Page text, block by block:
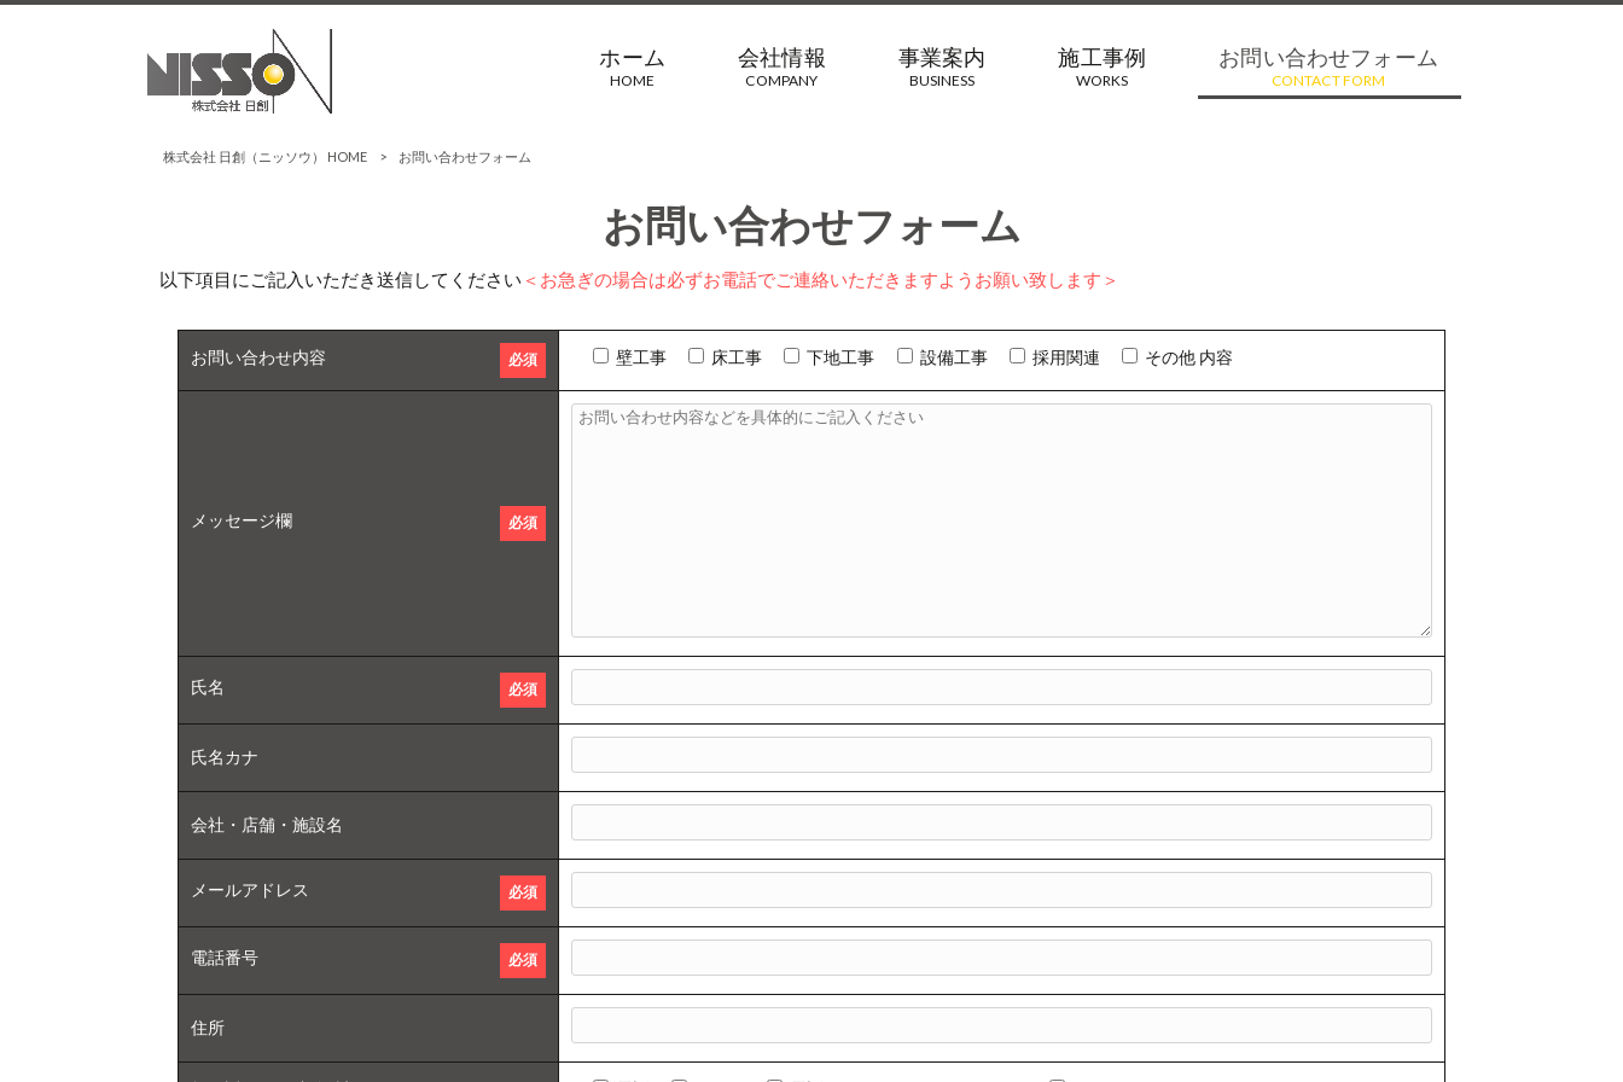
ホーム
HOME
会社情報
COMPANY
事業案内
BUSINESS
施工事例
WORKS
お問い合わせフォーム
CONTACT FORM
株式会社 日創（ニッソウ） HOME > お問い合わせフォーム
お問い合わせフォーム
以下項目にご記入いただき送信してください ＜お急ぎの場合は必ずお電話でご連絡いただきますようお願い致します＞
お問い合わせ内容 必須 壁工事 床工事 下地工事 設備工事 採用関連 その他 内容
メッセージ欄 必須
氏名 必須
氏名カナ
会社・店舗・施設名
メールアドレス 必須
電話番号 必須
住所